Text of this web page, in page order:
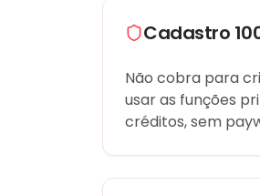
Cadastro
Não cobra para
usar as funções
créditos, sem